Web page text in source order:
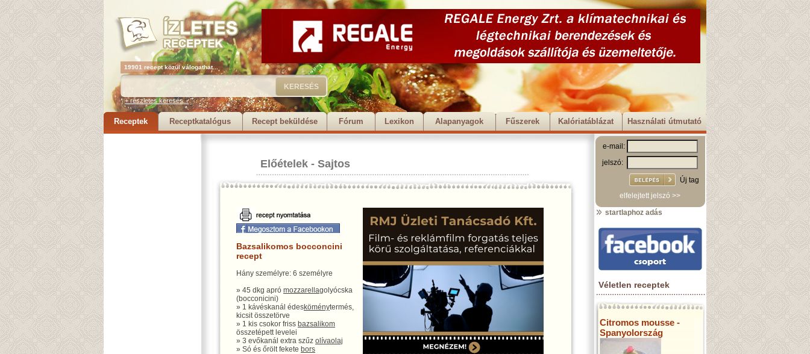
19901 recept közül válogathat...
+ részletes keresés...
Receptek Receptkatalógus Recept beküldése Fórum Lexikon Alapanyagok Fűszerek Kalóriatáblázat Használati útmutató
Előételek - Sajtos
Bazsalikomos bocconcini
recept
Hány személyre: 6 személyre
» 45 dkg apró mozzarellagolyócska
(bocconicini)
» 1 kávéskanál édesköménytermés,
kicsit összetörve
» 1 kis csokor friss bazsalikom
összetépett levelei
» 3 evőkanál extra szűz olívaolaj
» Só és őrölt fekete bors
e-mail:
jelszó:
Új tag
elfelejtett jelszó >>
startlaphoz adás
Véletlen receptek
Citromos mousse -
Spanyolország